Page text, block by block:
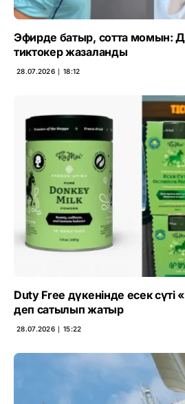
Эфирде батыр, сотта момын:
тиктокер жазаланды
28.07.2026 ∣ 18:12
Duty Free дүкенінде есек сүті
деп сатылып жатыр
28.07.2026 ∣ 15:22